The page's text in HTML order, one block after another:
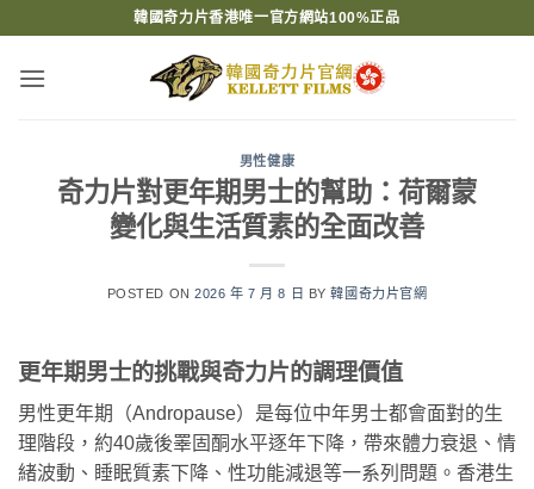
content
韓國奇力片香港唯一官方網站100%正品
男性健康
奇力片對更年期男士的幫助：荷爾蒙
變化與生活質素的全面改善
POSTED ON2026 年 7 月 8 日 BY韓國奇力片官網
更年期男士的挑戰與奇力片的調理價值
男性更年期（Andropause）是每位中年男士都會面對的生
理階段，約40歲後睪固酮水平逐年下降，帶來體力衰退、情
緒波動、睡眠質素下降、性功能減退等一系列問題。香港生